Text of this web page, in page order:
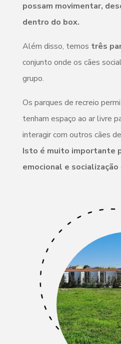
possam movimentar,
dentro do box.
Além disso, temos três
conjunto onde os cães
grupo.
Os parques de recreio
tenham espaço ao ar livre
interagir com outros cães
Isto é muito importante
emocional e socialização